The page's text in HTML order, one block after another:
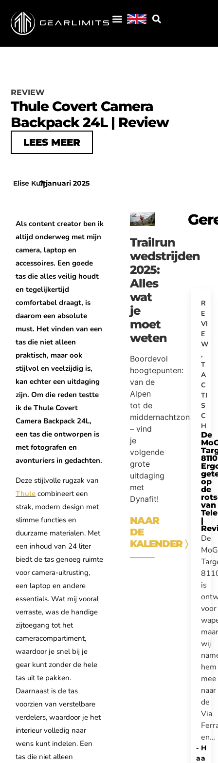
REVIEW
Thule Covert Camera
Backpack 24L | Review
LEES MEER
Elise Kuin
|
7 januari 2025
Als content creator ben ik
altijd onderweg met mijn
camera, laptop en
accessoires. Een goede
tas die alles veilig houdt
en tegelijkertijd
comfortabel draagt, is
daarom een absolute
must. Het vinden van een
tas die niet alleen
praktisch, maar ook
stijlvol en veelzijdig is,
kan echter een uitdaging
zijn. Om die reden testte
ik de Thule Covert
Camera Backpack 24L,
een tas die ontworpen is
met fotografen en
avonturiers in gedachten.
Deze stijlvolle rugzak van
Thule combineert een
strak, modern design met
slimme functies en
duurzame materialen. Met
een inhoud van 24 liter
biedt de tas genoeg ruimte
voor camera-uitrusting,
een laptop en andere
essentials. Wat mij vooral
verraste, was de handige
zijtoegang tot het
cameracompartiment,
waardoor je snel bij je
gear kunt zonder de hele
tas uit te pakken.
Daarnaast is de tas
voorzien van verstelbare
verdelers, waardoor je het
interieur volledig naar
wens kunt indelen. Een
tas die niet alleen
Trailrun
wedstrijden
2025:
Alles
wat
je
moet
weten
Boordevol
hoogtepunten:
van de
Alpen
tot de
middernachtzon
– vind
je
volgende
grote
uitdaging
met
Dynafit!
NAAR
DE
KALENDER〉
R
E
VI
E
W
,
T
A
C
TI
S
C
H
De
8110
op
de
van
|
De
MoG
is
voor
maar
wij
hem
mee
naar
de
Via
en…
H
a
-
a